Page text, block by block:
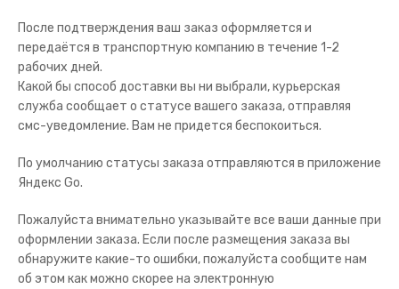
После подтверждения ваш заказ оформляется и
передаётся в транспортную компанию в течение 1-2
рабочих дней.
Какой бы способ доставки вы ни выбрали, курьерская
служба сообщает о статусе вашего заказа, отправляя
смс-уведомление. Вам не придется беспокоиться.
По умолчанию статусы заказа отправляются в приложение
Яндекс Go.
Пожалуйста внимательно указывайте все ваши данные при
оформлении заказа. Если после размещения заказа вы
обнаружите какие-то ошибки, пожалуйста сообщите нам
об этом как можно скорее на электронную